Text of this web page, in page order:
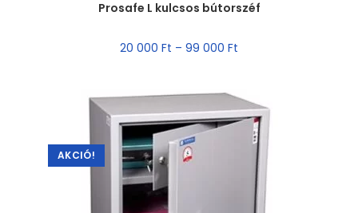
Prosafe L kulcsos bútorszéf
20 000 Ft – 99 000 Ft
AKCIÓ!